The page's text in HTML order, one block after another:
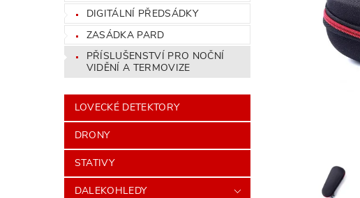
DIGITÁLNÍ PŘEDSÁDKY
ZASÁDKA PARD
PŘÍSLUŠENSTVÍ PRO NOČNÍ
VIDĚNÍ A TERMOVIZE
LOVECKÉ DETEKTORY
DRONY
STATIVY
DALEKOHLEDY